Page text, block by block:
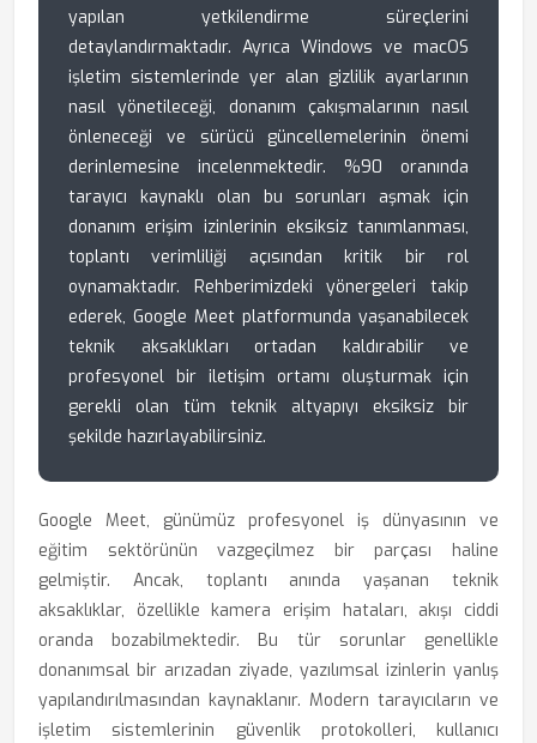
yapılan yetkilendirme süreçlerini
detaylandırmaktadır. Ayrıca Windows ve macOS
işletim sistemlerinde yer alan gizlilik ayarlarının
nasıl yönetileceği, donanım çakışmalarının nasıl
önleneceği ve sürücü güncellemelerinin önemi
derinlemesine incelenmektedir. %90 oranında
tarayıcı kaynaklı olan bu sorunları aşmak için
donanım erişim izinlerinin eksiksiz tanımlanması,
toplantı verimliliği açısından kritik bir rol
oynamaktadır. Rehberimizdeki yönergeleri takip
ederek, Google Meet platformunda yaşanabilecek
teknik aksaklıkları ortadan kaldırabilir ve
profesyonel bir iletişim ortamı oluşturmak için
gerekli olan tüm teknik altyapıyı eksiksiz bir
şekilde hazırlayabilirsiniz.
Google Meet, günümüz profesyonel iş dünyasının ve
eğitim sektörünün vazgeçilmez bir parçası haline
gelmiştir. Ancak, toplantı anında yaşanan teknik
aksaklıklar, özellikle kamera erişim hataları, akışı ciddi
oranda bozabilmektedir. Bu tür sorunlar genellikle
donanımsal bir arızadan ziyade, yazılımsal izinlerin yanlış
yapılandırılmasından kaynaklanır. Modern tarayıcıların ve
işletim sistemlerinin güvenlik protokolleri, kullanıcı